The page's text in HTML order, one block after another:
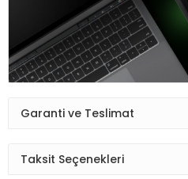
Garanti ve Teslimat
Taksit Seçenekleri